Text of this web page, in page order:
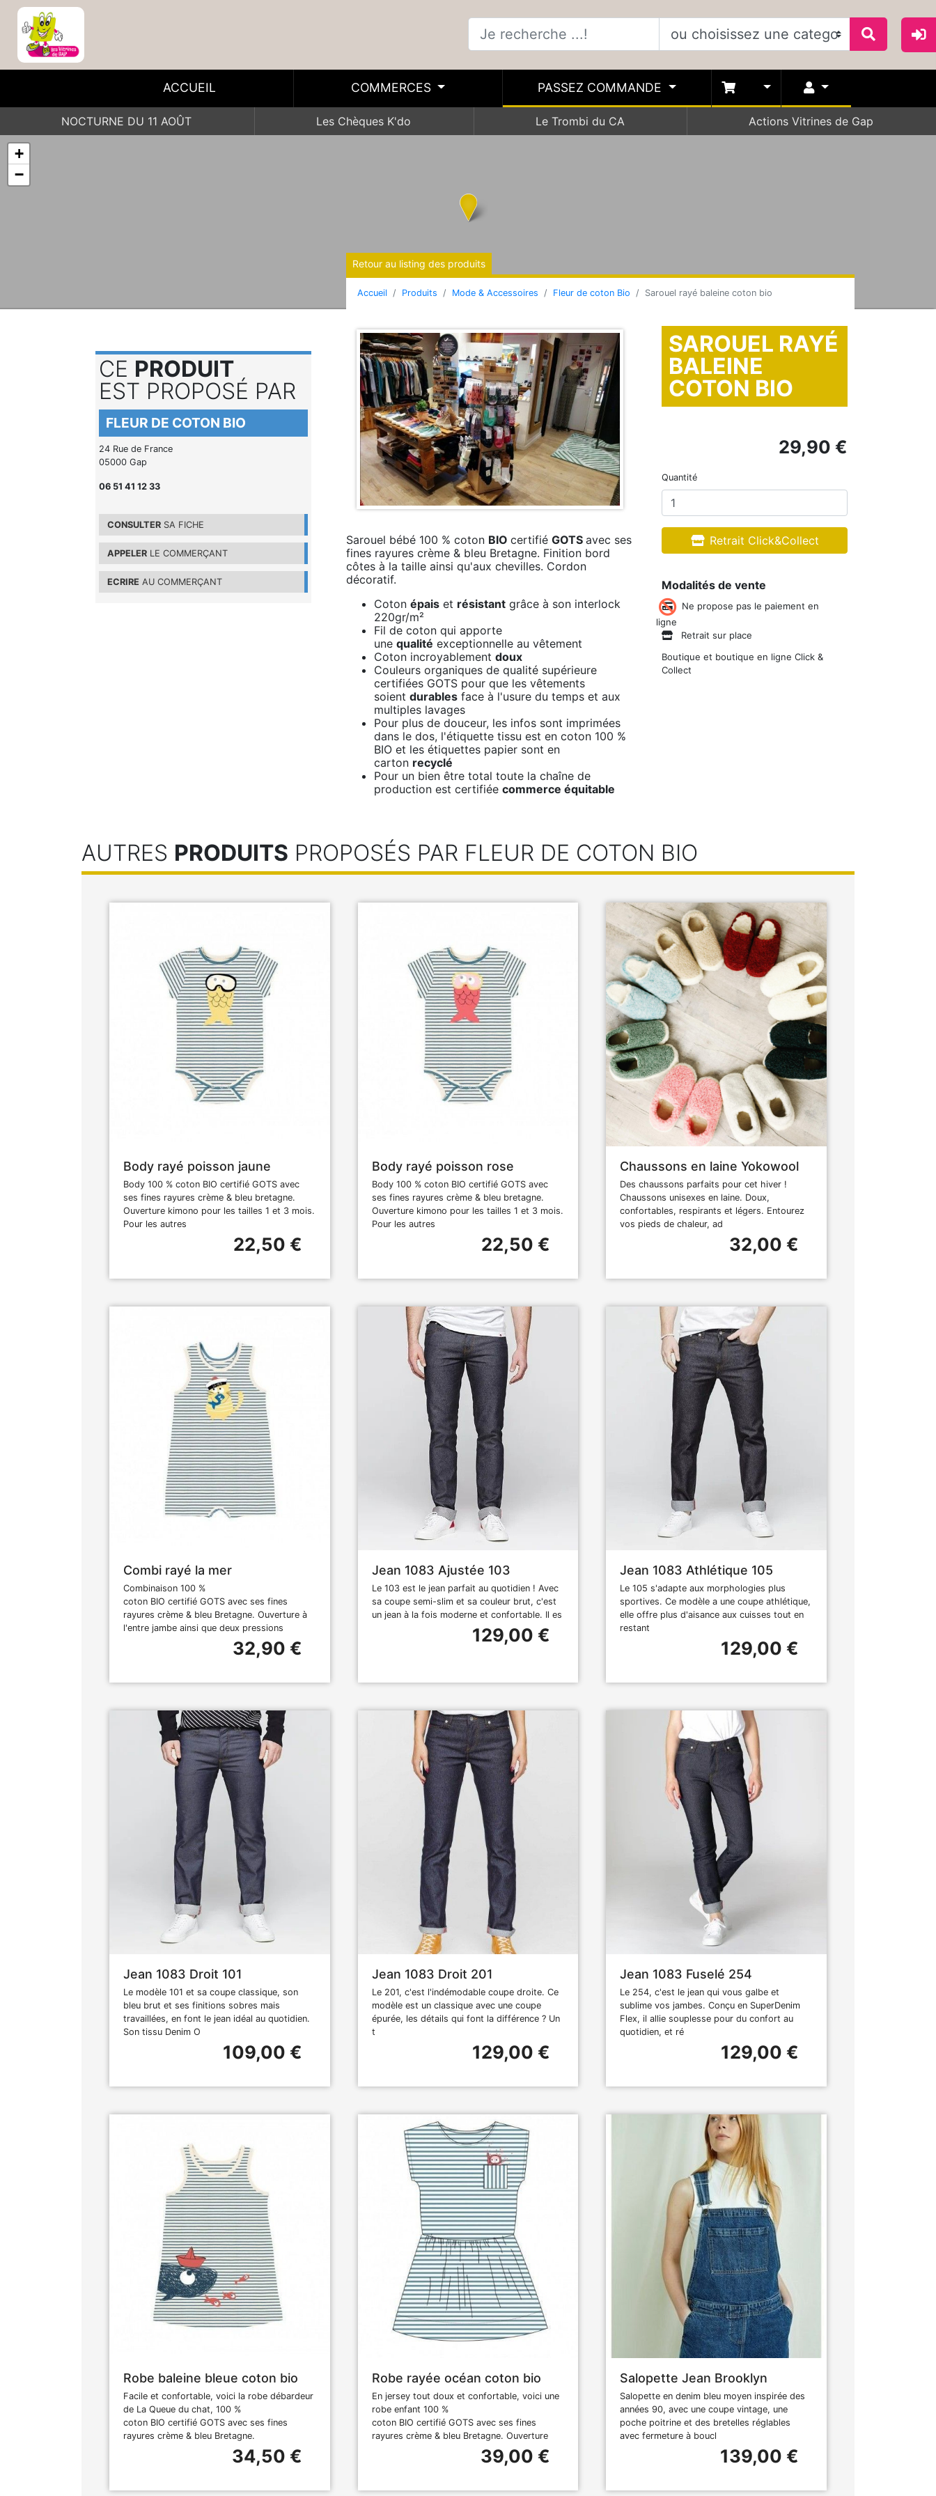
ACCUEIL COMMERCES PASSEZ COMMANDE
NOCTURNE DU 11 AOÛT Les Chèques K'do Le Trombi du CA Actions Vitrines de Gap
+
−
Retour au listing des produits
Accueil Produits Mode & Accessoires Fleur de coton Bio Sarouel rayé baleine coton bio
Sarouel bébé 100 % coton BIO certifié GOTS avec ses
fines rayures crème & bleu Bretagne. Finition bord
côtes à la taille ainsi qu'aux chevilles. Cordon
décoratif.
Coton épais et résistant grâce à son interlock
220gr/m²
Fil de coton qui apporte
une qualité exceptionnelle au vêtement
Coton incroyablement doux
Couleurs organiques de qualité supérieure
certifiées GOTS pour que les vêtements
soient durables face à l'usure du temps et aux
multiples lavages
Pour plus de douceur, les infos sont imprimées
dans le dos, l'étiquette tissu est en coton 100 %
BIO et les étiquettes papier sont en
carton recyclé
Pour un bien être total toute la chaîne de
production est certifiée commerce équitable
SAROUEL RAYÉ
BALEINE
COTON BIO
29,90 €
Quantité
Retrait Click&Collect
Modalités de vente
Ne propose pas le paiement en
ligne
Retrait sur place
Boutique et boutique en ligne Click &
Collect
CE PRODUIT
EST PROPOSÉ PAR
FLEUR DE COTON BIO
24 Rue de France
05000 Gap
06 51 41 12 33
CONSULTER SA FICHE
APPELER LE COMMERÇANT
ECRIRE AU COMMERÇANT
AUTRES PRODUITS PROPOSÉS PAR FLEUR DE COTON BIO
Body rayé poisson jaune
Body 100 % coton BIO certifié GOTS avec
ses fines rayures crème & bleu bretagne.
Ouverture kimono pour les tailles 1 et 3 mois.
Pour les autres
22,50 €
Body rayé poisson rose
Body 100 % coton BIO certifié GOTS avec
ses fines rayures crème & bleu bretagne.
Ouverture kimono pour les tailles 1 et 3 mois.
Pour les autres
22,50 €
Chaussons en laine Yokowool
Des chaussons parfaits pour cet hiver !
Chaussons unisexes en laine. Doux,
confortables, respirants et légers. Entourez
vos pieds de chaleur, ad
32,00 €
Combi rayé la mer
Combinaison 100 %
coton BIO certifié GOTS avec ses fines
rayures crème & bleu Bretagne. Ouverture à
l'entre jambe ainsi que deux pressions
32,90 €
Jean 1083 Ajustée 103
Le 103 est le jean parfait au quotidien ! Avec
sa coupe semi-slim et sa couleur brut, c'est
un jean à la fois moderne et confortable. Il es
129,00 €
Jean 1083 Athlétique 105
Le 105 s'adapte aux morphologies plus
sportives. Ce modèle a une coupe athlétique,
elle offre plus d'aisance aux cuisses tout en
restant
129,00 €
Jean 1083 Droit 101
Le modèle 101 et sa coupe classique, son
bleu brut et ses finitions sobres mais
travaillées, en font le jean idéal au quotidien.
Son tissu Denim O
109,00 €
Jean 1083 Droit 201
Le 201, c'est l'indémodable coupe droite. Ce
modèle est un classique avec une coupe
épurée, les détails qui font la différence ? Un
t
129,00 €
Jean 1083 Fuselé 254
Le 254, c'est le jean qui vous galbe et
sublime vos jambes. Conçu en SuperDenim
Flex, il allie souplesse pour du confort au
quotidien, et ré
129,00 €
Robe baleine bleue coton bio
Facile et confortable, voici la robe débardeur
de La Queue du chat, 100 %
coton BIO certifié GOTS avec ses fines
rayures crème & bleu Bretagne.
34,50 €
Robe rayée océan coton bio
En jersey tout doux et confortable, voici une
robe enfant 100 %
coton BIO certifié GOTS avec ses fines
rayures crème & bleu Bretagne. Ouverture
39,00 €
Salopette Jean Brooklyn
Salopette en denim bleu moyen inspirée des
années 90, avec une coupe vintage, une
poche poitrine et des bretelles réglables
avec fermeture à boucl
139,00 €